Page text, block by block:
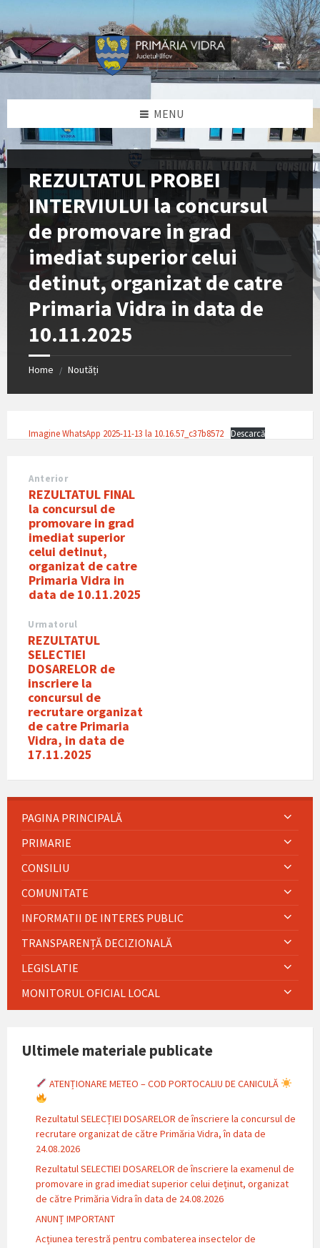
content
left
sidebar
right
sidebar
footer
MENU
REZULTATUL PROBEI
INTERVIULUI la concursul
de promovare in grad
imediat superior celui
detinut, organizat de catre
Primaria Vidra in data de
10.11.2025
Home / Noutăți
Imagine WhatsApp 2025-11-13 la 10.16.57_c37b8572 Descarcă
Anterior
REZULTATUL FINAL
la concursul de
promovare in grad
imediat superior
celui detinut,
organizat de catre
Primaria Vidra in
data de 10.11.2025
Urmatorul
REZULTATUL
SELECTIEI
DOSARELOR de
inscriere la
concursul de
recrutare organizat
de catre Primaria
Vidra, in data de
17.11.2025
PAGINA PRINCIPALĂ
PRIMARIE
CONSILIU
COMUNITATE
INFORMATII DE INTERES PUBLIC
TRANSPARENȚĂ DECIZIONALĂ
LEGISLATIE
MONITORUL OFICIAL LOCAL
Ultimele materiale publicate
ATENȚIONARE METEO – COD PORTOCALIU DE CANICULĂ
Rezultatul SELECȚIEI DOSARELOR de înscriere la concursul de
recrutare organizat de către Primăria Vidra, în data de
24.08.2026
Rezultatul SELECTIEI DOSARELOR de înscriere la examenul de
promovare in grad imediat superior celui deținut, organizat
de către Primăria Vidra în data de 24.08.2026
ANUNȚ IMPORTANT
Acțiunea terestră pentru combaterea insectelor de